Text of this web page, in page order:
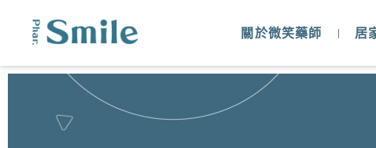
關於微笑藥師 居